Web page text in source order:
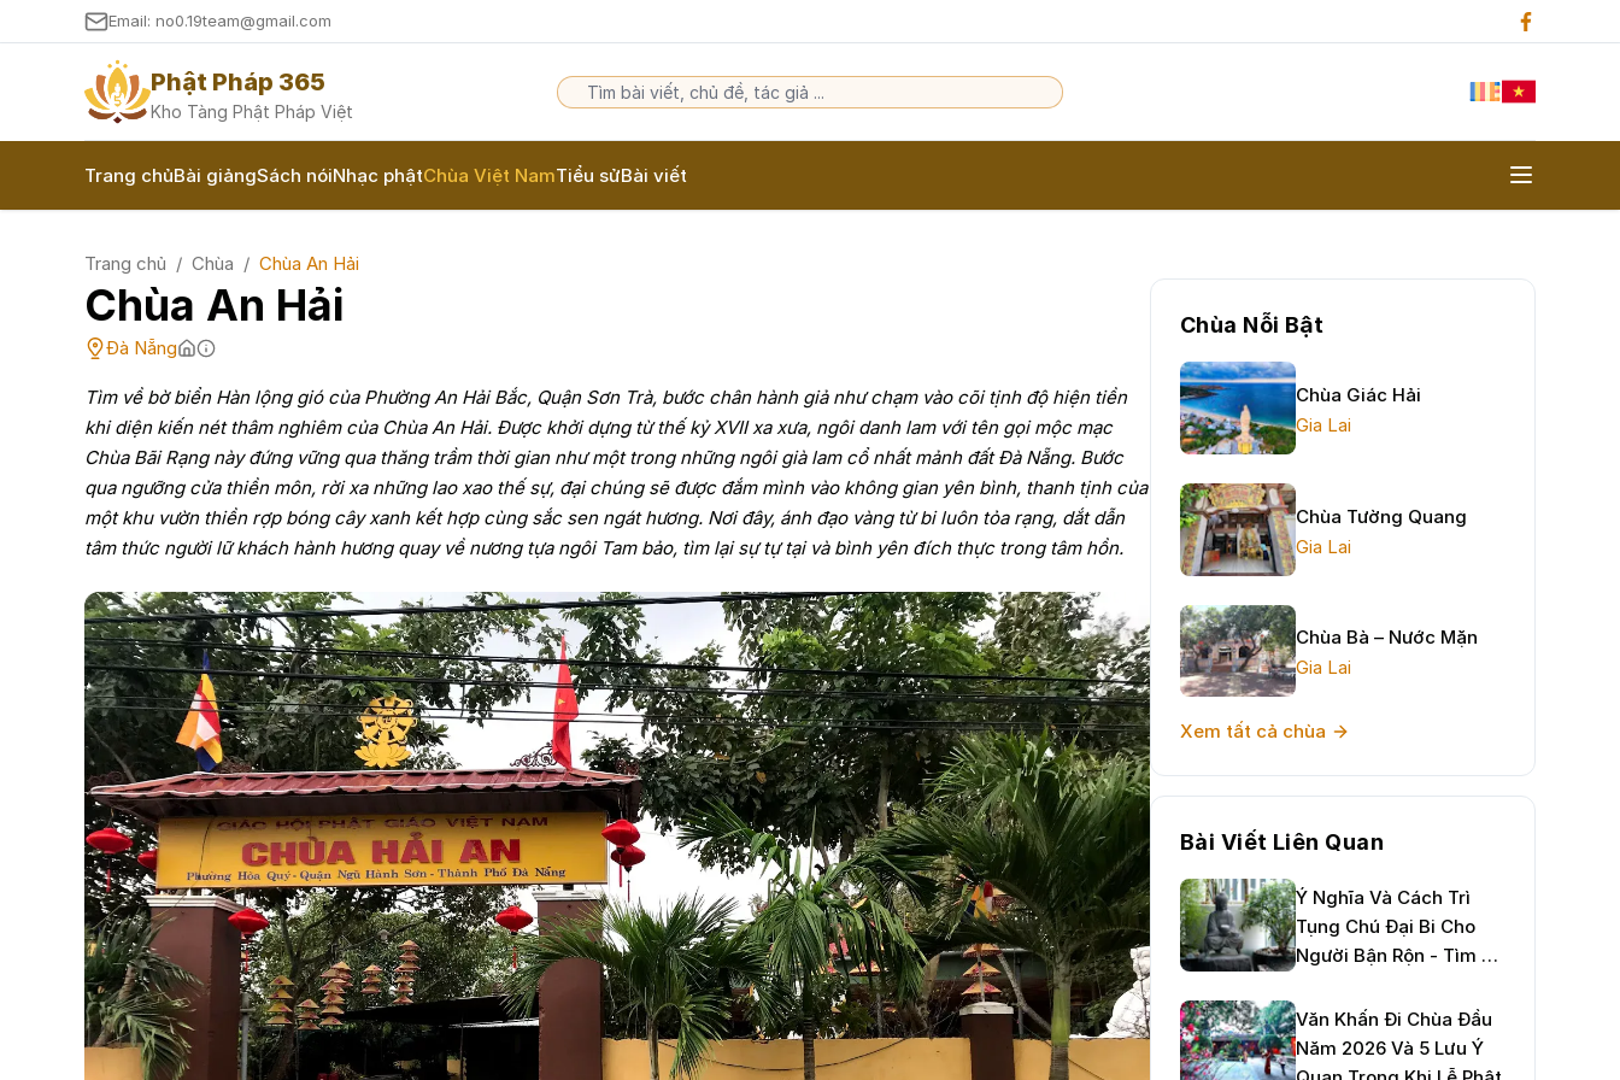
Email: no0.19team@gmail.com
Phật Pháp 365
Kho Tàng Phật Pháp Việt
Trang chủBài giảngSách nóiNhạc phậtChùa Việt NamTiểu sửBài viết
Trang chủ / Chùa / Chùa An Hải
Chùa An Hải
Đà Nẵng
Tìm về bờ biển Hàn lộng gió của Phường An Hải Bắc, Quận Sơn Trà, bước chân hành giả như chạm vào cõi tịnh độ hiện tiền
khi diện kiến nét thâm nghiêm của Chùa An Hải. Được khởi dựng từ thế kỷ XVII xa xưa, ngôi danh lam với tên gọi mộc mạc
Chùa Bãi Rạng này đứng vững qua thăng trầm thời gian như một trong những ngôi già lam cổ nhất mảnh đất Đà Nẵng. Bước
qua ngưỡng cửa thiền môn, rời xa những lao xao thế sự, đại chúng sẽ được đắm mình vào không gian yên bình, thanh tịnh của
một khu vườn thiền rợp bóng cây xanh kết hợp cùng sắc sen ngát hương. Nơi đây, ánh đạo vàng từ bi luôn tỏa rạng, dắt dẫn
tâm thức người lữ khách hành hương quay về nương tựa ngôi Tam bảo, tìm lại sự tự tại và bình yên đích thực trong tâm hồn.
Chùa Nỗi Bật
Chùa Giác Hải
Gia Lai
Chùa Tường Quang
Gia Lai
Chùa Bà – Nước Mặn
Gia Lai
Xem tất cả chùa
Bài Viết Liên Quan
Ý Nghĩa Và Cách Trì
Tụng Chú Đại Bi Cho
Người Bận Rộn - Tìm An
Văn Khấn Đi Chùa Đầu
Năm 2026 Và 5 Lưu Ý